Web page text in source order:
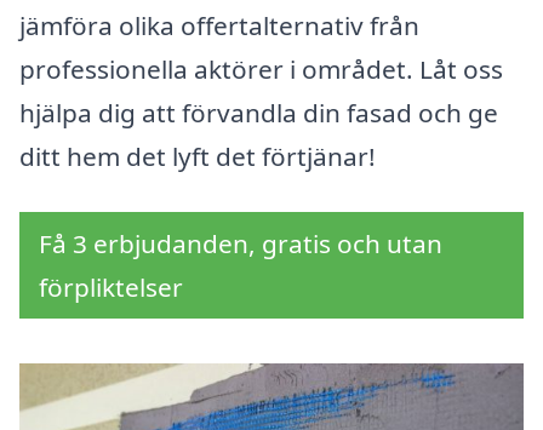
jämföra olika offertalternativ från
professionella aktörer i området. Låt oss
hjälpa dig att förvandla din fasad och ge
ditt hem det lyft det förtjänar!
Få 3 erbjudanden, gratis och utan
förpliktelser